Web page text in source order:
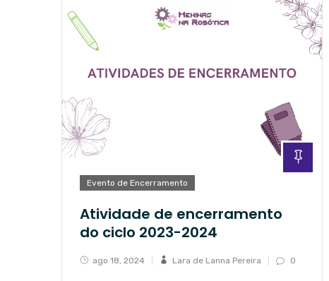
Evento de Encerramento
Atividade de encerramento
do ciclo 2023-2024
ago 18, 2024 Lara de Lanna Pereira 0